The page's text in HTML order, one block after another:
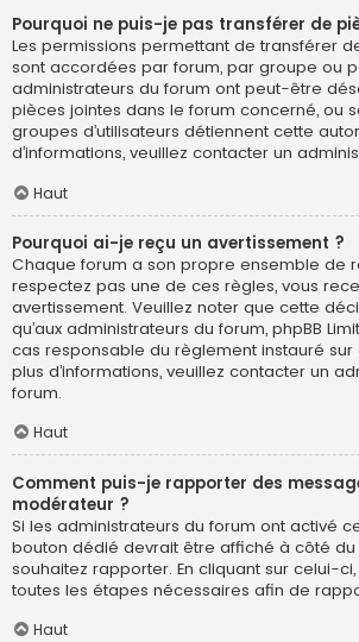
Pourquoi ne puis-je pas transférer de
Les permissions permettant de transférer
sont accordées par forum, par groupe ou
administrateurs du forum ont peut-être
pièces jointes dans le forum concerné, ou
groupes d’utilisateurs détiennent cette
d’informations, veuillez contacter un
Haut
Pourquoi ai-je reçu un avertissement ?
Chaque forum a son propre ensemble de
respectez pas une de ces règles, vous
avertissement. Veuillez noter que cette
qu’aux administrateurs du forum, phpBB
cas responsable du règlement instauré sur
plus d’informations, veuillez contacter un
forum.
Haut
Comment puis-je rapporter des
modérateur ?
Si les administrateurs du forum ont activé
bouton dédié devrait être affiché à côté
souhaitez rapporter. En cliquant sur celui-
toutes les étapes nécessaires afin de
Haut